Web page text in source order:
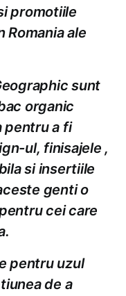
promotiile
Romania ale
sunt
organic
pentru a fi
ul, finisajele ,
si insertiile
genti o
cei care
pentru uzul
de a